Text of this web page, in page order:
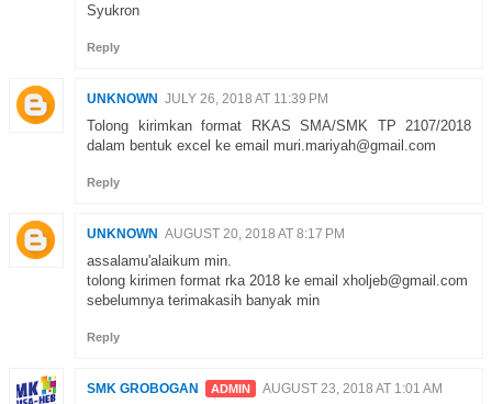
Syukron
Reply
UNKNOWN JULY 26, 2018 AT 11:39 PM
Tolong kirimkan format RKAS SMA/SMK TP 2107/2018
dalam bentuk excel ke email muri.mariyah@gmail.com
Reply
UNKNOWN AUGUST 20, 2018 AT 8:17 PM
assalamu'alaikum min.
tolong kirimen format rka 2018 ke email xholjeb@gmail.com
sebelumnya terimakasih banyak min
Reply
SMK GROBOGAN AUGUST 23, 2018 AT 1:01 AM